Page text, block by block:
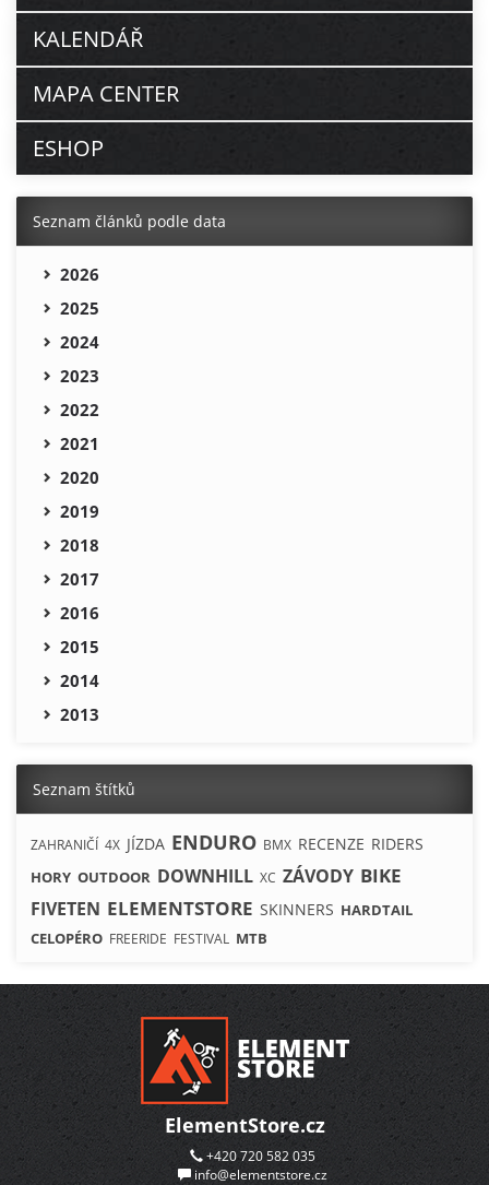
KALENDÁŘ
MAPA CENTER
ESHOP
Seznam článků podle data
2026
2025
2024
2023
2022
2021
2020
2019
2018
2017
2016
2015
2014
2013
Seznam štítků
ZAHRANIČÍ 4X JÍZDA ENDURO BMX RECENZE RIDERS
HORY OUTDOOR DOWNHILL XC ZÁVODY BIKE
FIVETEN ELEMENTSTORE SKINNERS HARDTAIL
CELOPÉRO FREERIDE FESTIVAL MTB
ElementStore.cz
+420 720 582 035
info@elementstore.cz